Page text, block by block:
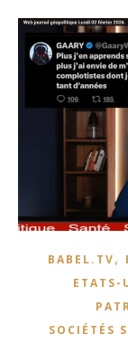
BABEL.TV,
ETATS-
SOCIÉTÉS